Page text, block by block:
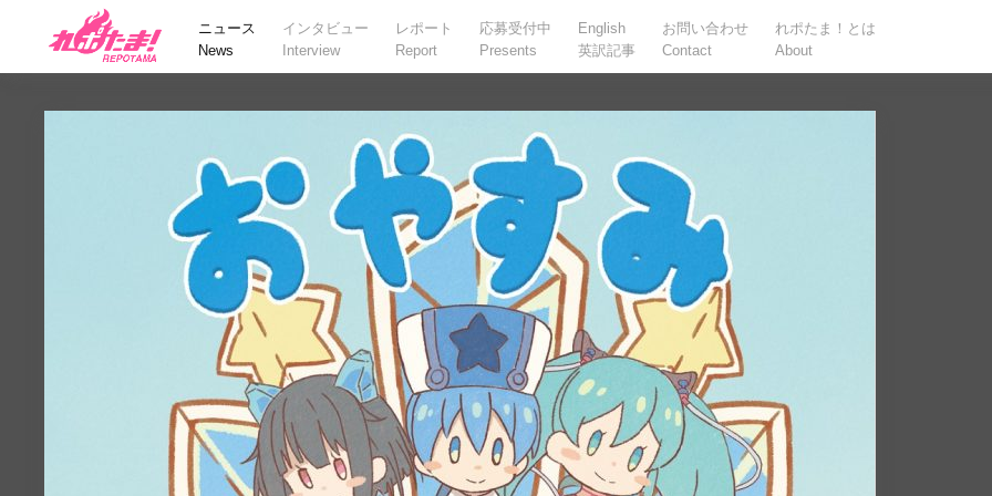
ニュース
News
インタビュー
Interview
レポート
Report
応募受付中
Presents
English
英訳記事
お問い合わせ
Contact
れポたま！とは
About